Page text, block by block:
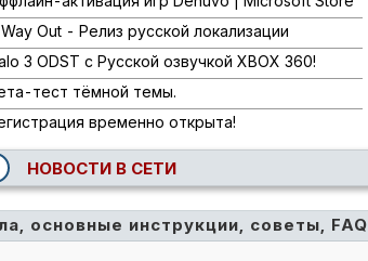
Out - Релиз русской локализации
3 ODST с Русской озвучкой XBOX 360!
тест тёмной темы.
временно открыта!
НОВОСТИ В СЕТИ
основные инструкции, советы, FAQ